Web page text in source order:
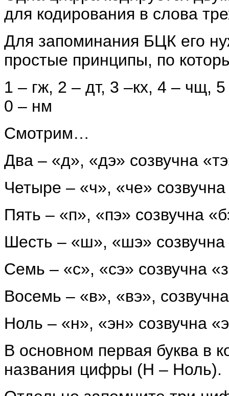
для кодирования в слова
Для запоминания БЦК его
простые принципы, по
1 – гж, 2 – дт, 3 –кх, 4 – чщ,
0 – нм
Смотрим…
Два – «д», «дэ» созвучна
Четыре – «ч», «че»
Пять – «п», «пэ» созвучна
Шесть – «ш», «шэ» созвучна
Семь – «с», «сэ» созвучна
Восемь – «в», «вэ»,
Ноль – «н», «эн» созвучна
В основном первая буква в
названия цифры (Н – Ноль).